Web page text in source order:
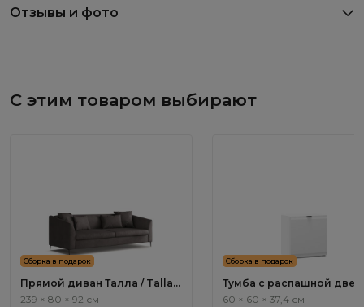
Отзывы и фото
С этим товаром выбирают
Сборка в подарок
Прямой диван Талла / Talla
ММ100.2 с механизмом Пума
239 × 80 × 92 см
Сборка в подарок
Тумба с распашной
Турин / Turin TR1032.2
60 × 60 × 37,4 см